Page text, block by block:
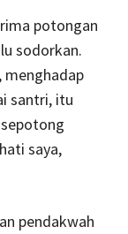
potongan
sodorkan.
menghadap
santri, itu
saya,
pendakwah